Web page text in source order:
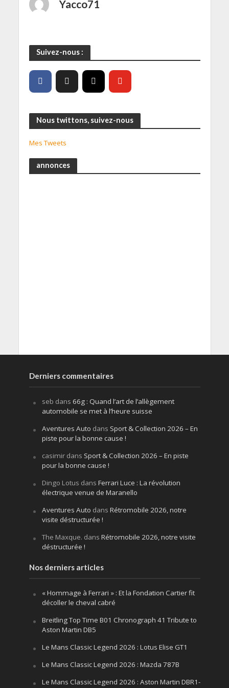
Yacco71
Suivez-nous :
Nous twittons, suivez-nous
Mes Tweets
annonces
Derniers commentaires
seb dans 66g : Quand l’art de l’allègement
automobile se met à l’heure suisse
Aventures Auto dans Sport & Collection 2026 – En
piste pour la bonne cause !
casimirdans Sport & Collection 2026 – En piste
pour la bonne cause !
Dingo Lotus dans Ferrari Luce : La révolution
électrique venue de Maranello
Aventures Auto dans Rétromobile 2026, notre
visite déstructurée !
The Maxque. dans Rétromobile 2026, notre visite
déstructurée !
Nos derniers articles
« Hommage à Ferrari » : Et la Fondation Cartier fit
décoller le cheval cabré
Breitling Top Time B01 Chronograph 41 Tribute to
Aston Martin DB5
Le Mans Classic Legend 2026 : Lotus Elise GT1
Le Mans Classic Legend 2026 : Mazda 787B
Le Mans Classic Legend 2026 : Aston Martin DBR1-